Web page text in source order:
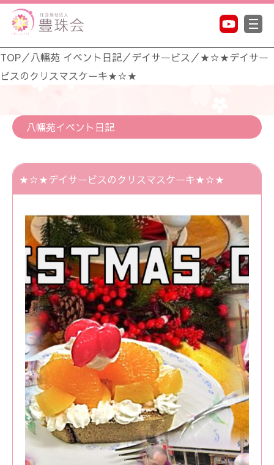
TOP／八幡苑 イベント日記／デイサービス ／★☆★デイサー
ビスのクリスマスケーキ★☆★
八幡苑イベント日記
★☆★デイサービスのクリスマスケーキ★☆★